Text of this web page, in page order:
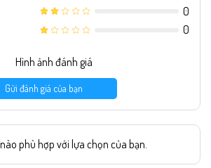
0
0
Hình ảnh đánh giá
Gửi đánh giá của bạn
phù hợp với lựa chọn của bạn.